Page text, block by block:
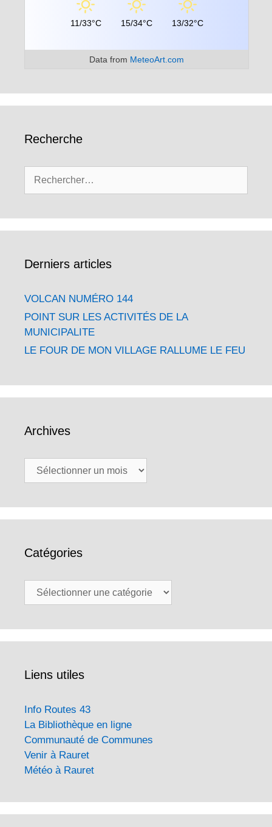
11/33°C 15/34°C 13/32°C
Data from MeteoArt.com
Recherche
Derniers articles
VOLCAN NUMÉRO 144
POINT SUR LES ACTIVITÉS DE LA
MUNICIPALITE
LE FOUR DE MON VILLAGE RALLUME LE FEU
Archives
Archives
Catégories
Catégories
Liens utiles
Info Routes 43
La Bibliothèque en ligne
Communauté de Communes
Venir à Rauret
Météo à Rauret